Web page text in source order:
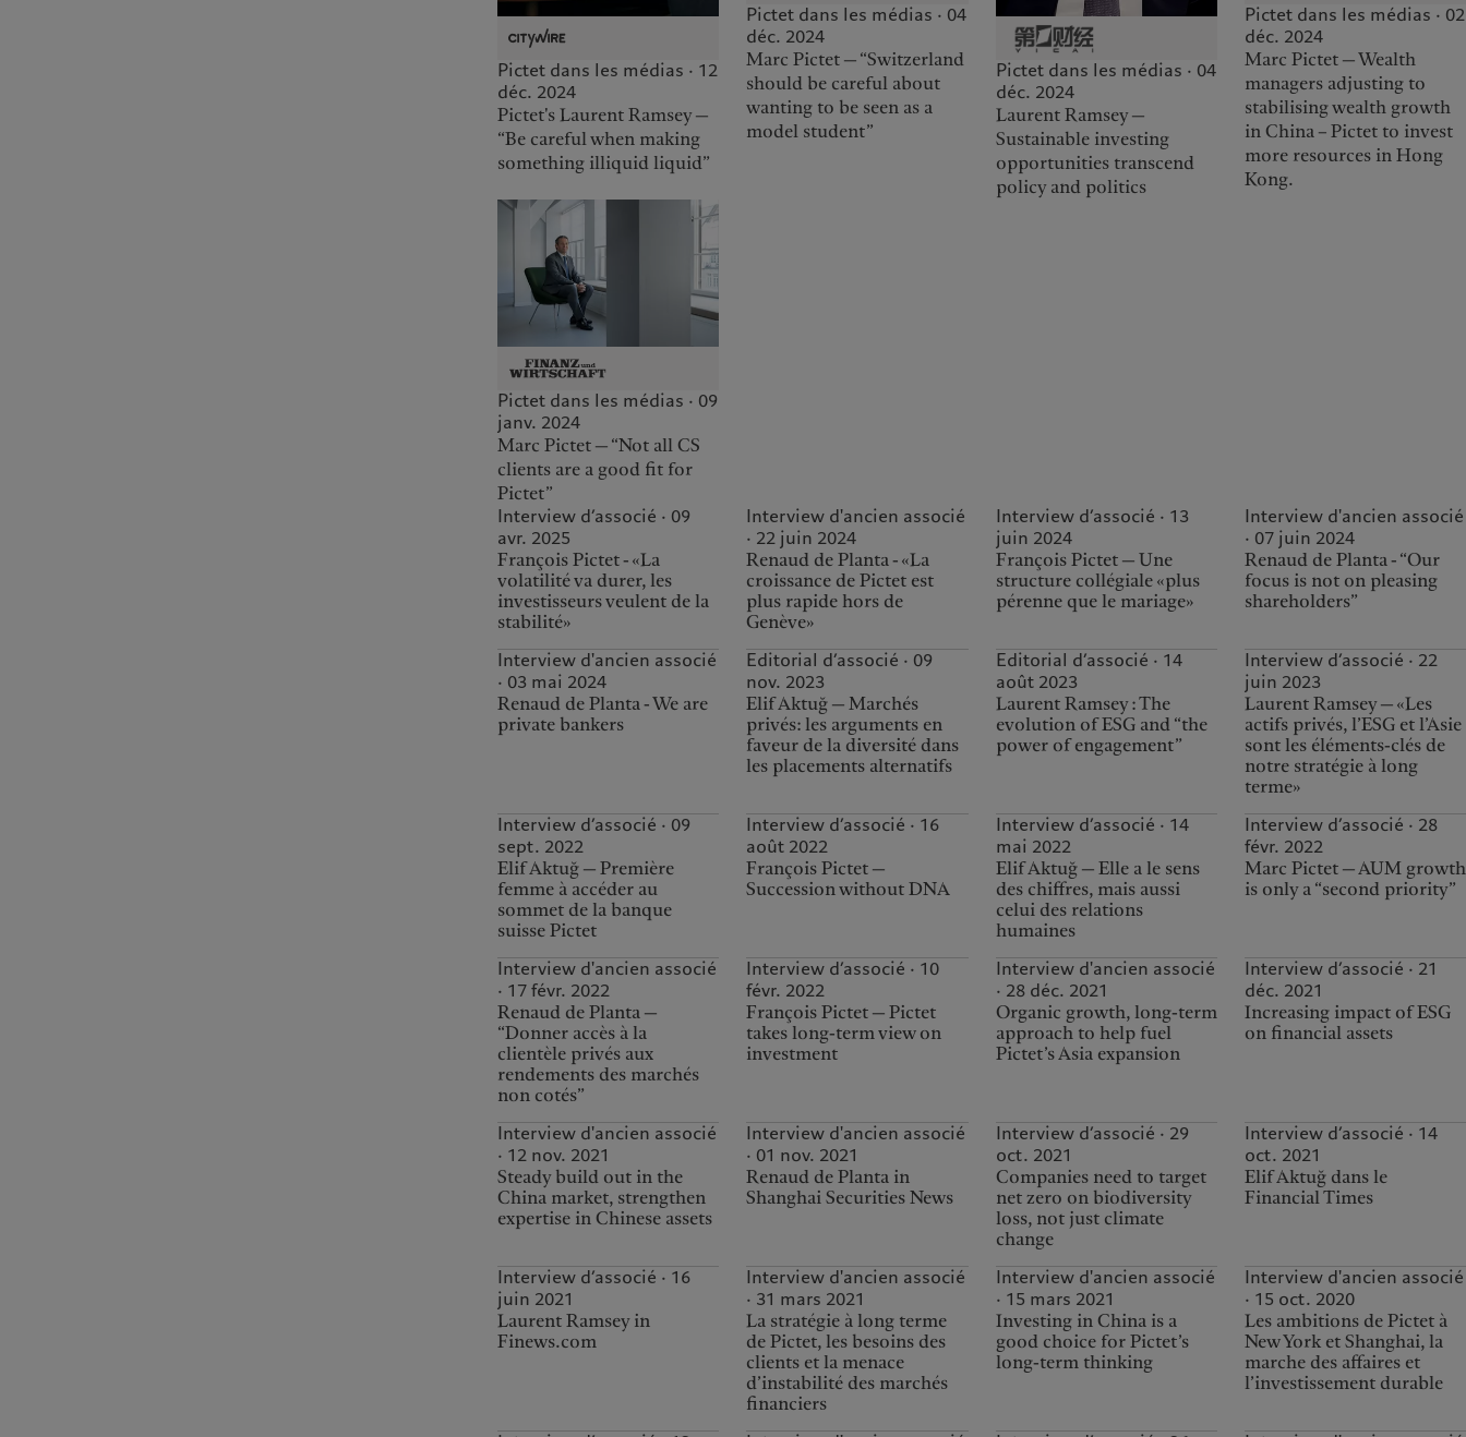
Pictet dans les médias · 12
déc. 2024
Pictet's Laurent Ramsey —
“Be careful when making
something illiquid liquid”
Pictet dans les médias · 04
déc. 2024
Marc Pictet — “Switzerland
should be careful about
wanting to be seen as a
model student”
Pictet dans les médias · 04
déc. 2024
Laurent Ramsey —
Sustainable investing
opportunities transcend
policy and politics
Pictet dans les médias · 02
déc. 2024
Marc Pictet — Wealth
managers adjusting to
stabilising wealth growth
in China – Pictet to invest
more resources in Hong
Kong.
Pictet dans les médias · 09
janv. 2024
Marc Pictet — “Not all CS
clients are a good fit for
Pictet”
Interview d’associé · 09
avr. 2025
François Pictet - «La
volatilité va durer, les
investisseurs veulent de la
stabilité»
Interview d'ancien associé
· 22 juin 2024
Renaud de Planta - «La
croissance de Pictet est
plus rapide hors de
Genève»
Interview d’associé · 13
juin 2024
François Pictet — Une
structure collégiale «plus
pérenne que le mariage»
Interview d'ancien associé
· 07 juin 2024
Renaud de Planta - “Our
focus is not on pleasing
shareholders”
Interview d'ancien associé
· 03 mai 2024
Renaud de Planta - We are
private bankers
Editorial d’associé · 09
nov. 2023
Elif Aktuğ — Marchés
privés: les arguments en
faveur de la diversité dans
les placements alternatifs
Editorial d’associé · 14
août 2023
Laurent Ramsey : The
evolution of ESG and “the
power of engagement”
Interview d’associé · 22
juin 2023
Laurent Ramsey — «Les
actifs privés, l’ESG et l’Asie
sont les éléments-clés de
notre stratégie à long
terme»
Interview d’associé · 09
sept. 2022
Elif Aktuğ — Première
femme à accéder au
sommet de la banque
suisse Pictet
Interview d’associé · 16
août 2022
François Pictet —
Succession without DNA
Interview d’associé · 14
mai 2022
Elif Aktuğ — Elle a le sens
des chiffres, mais aussi
celui des relations
humaines
Interview d’associé · 28
févr. 2022
Marc Pictet — AUM growth
is only a “second priority”
Interview d'ancien associé
· 17 févr. 2022
Renaud de Planta —
“Donner accès à la
clientèle privés aux
rendements des marchés
non cotés”
Interview d’associé · 10
févr. 2022
François Pictet — Pictet
takes long-term view on
investment
Interview d'ancien associé
· 28 déc. 2021
Organic growth, long-term
approach to help fuel
Pictet’s Asia expansion
Interview d’associé · 21
déc. 2021
Increasing impact of ESG
on financial assets
Interview d'ancien associé
· 12 nov. 2021
Steady build out in the
China market, strengthen
expertise in Chinese assets
Interview d'ancien associé
· 01 nov. 2021
Renaud de Planta in
Shanghai Securities News
Interview d’associé · 29
oct. 2021
Companies need to target
net zero on biodiversity
loss, not just climate
change
Interview d’associé · 14
oct. 2021
Elif Aktuğ dans le
Financial Times
Interview d’associé · 16
juin 2021
Laurent Ramsey in
Finews.com
Interview d'ancien associé
· 31 mars 2021
La stratégie à long terme
de Pictet, les besoins des
clients et la menace
d’instabilité des marchés
financiers
Interview d'ancien associé
· 15 mars 2021
Investing in China is a
good choice for Pictet’s
long-term thinking
Interview d'ancien associé
· 15 oct. 2020
Les ambitions de Pictet à
New York et Shanghai, la
marche des affaires et
l’investissement durable